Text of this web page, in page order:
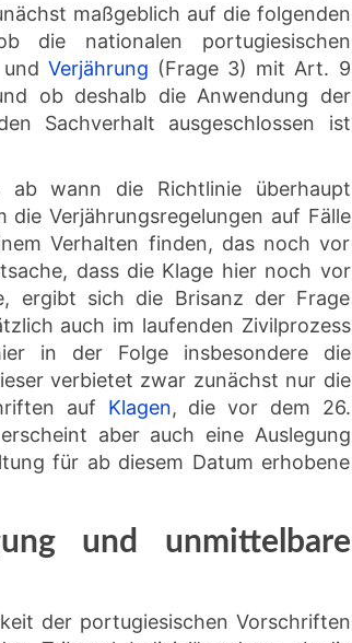
maßgeblich auf die folgenden
die nationalen portugiesischen
Verjährung (Frage 3) mit Art. 9
ob deshalb die Anwendung der
Sachverhalt ausgeschlossen ist
ab wann die Richtlinie überhaupt
Verjährungsregelungen auf Fälle
Verhalten finden, das noch vor
dass die Klage hier noch vor
ergibt sich die Brisanz der Frage
auch im laufenden Zivilprozess
in der Folge insbesondere die
verbietet zwar zunächst nur die
auf Klagen, die vor dem 26.
aber auch eine Auslegung
für ab diesem Datum erhobene
und unmittelbare
der portugiesischen Vorschriften